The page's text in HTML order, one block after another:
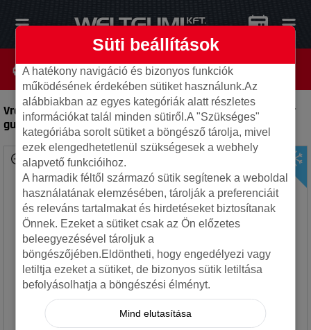
Vredestein 225/55R17C 109T Comtrac 2 Winter+-Kisteher
gumi
Süti beállítások
A hatékony navigáció és bizonyos funkciók
működésének érdekében sütiket használunk.Az
alábbiakban az egyes kategóriák alatt részletes
információkat talál minden sütiről.A "Szükséges"
kategóriába sorolt sütiket a böngésző tárolja, mivel
ezek elengedhetetlenül szükségesek a webhely
alapvető funkcióihoz.
A harmadik féltől származó sütik segítenek a weboldal
használatának elemzésében, tárolják a preferenciáit
és releváns tartalmakat és hirdetéseket biztosítanak
Önnek. Ezeket a sütiket csak az Ön előzetes
beleegyezésével tároljuk a
böngészőjében.Eldöntheti, hogy engedélyezi vagy
letiltja ezeket a sütiket, de bizonyos sütik letiltása
befolyásolhatja a böngészési élményt.
Mind elutasítása